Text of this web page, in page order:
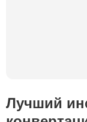
Лучший